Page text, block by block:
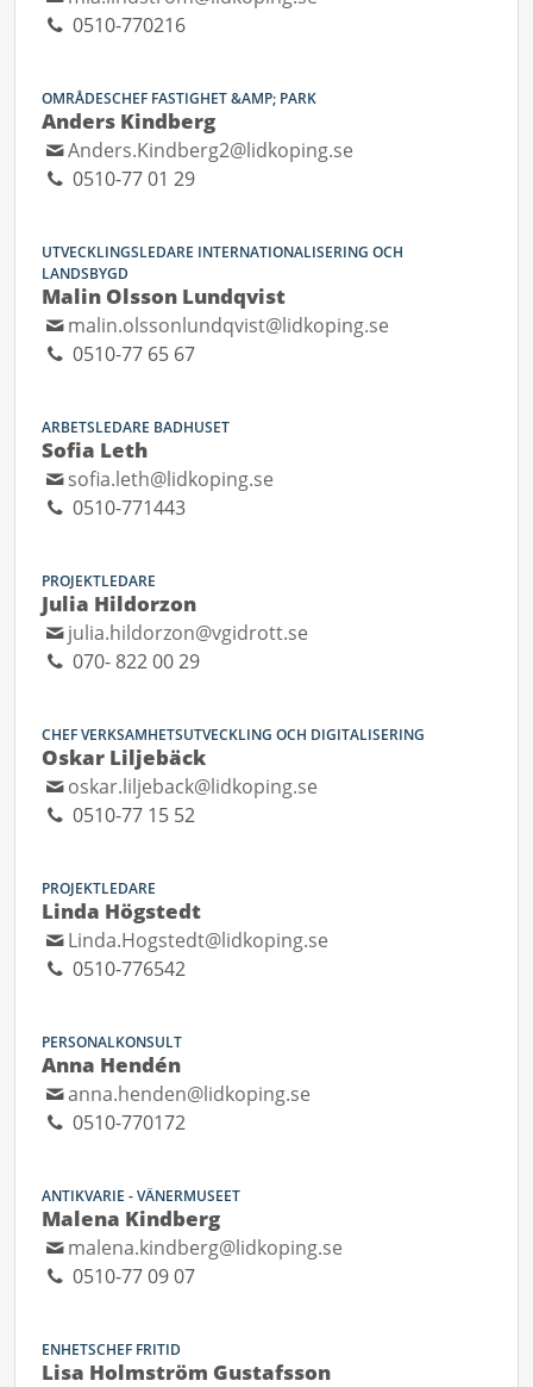
0510-770216
OMRÅDESCHEF FASTIGHET &AMP; PARK
Anders Kindberg
Anders.Kindberg2@lidkoping.se
0510-77 01 29
UTVECKLINGSLEDARE INTERNATIONALISERING OCH
LANDSBYGD
Malin Olsson Lundqvist
malin.olssonlundqvist@lidkoping.se
0510-77 65 67
ARBETSLEDARE BADHUSET
Sofia Leth
sofia.leth@lidkoping.se
0510-771443
PROJEKTLEDARE
Julia Hildorzon
julia.hildorzon@vgidrott.se
070- 822 00 29
CHEF VERKSAMHETSUTVECKLING OCH DIGITALISERING
Oskar Liljebäck
oskar.liljeback@lidkoping.se
0510-77 15 52
PROJEKTLEDARE
Linda Högstedt
Linda.Hogstedt@lidkoping.se
0510-776542
PERSONALKONSULT
Anna Hendén
anna.henden@lidkoping.se
0510-770172
ANTIKVARIE - VÄNERMUSEET
Malena Kindberg
malena.kindberg@lidkoping.se
0510-77 09 07
ENHETSCHEF FRITID
Lisa Holmström Gustafsson